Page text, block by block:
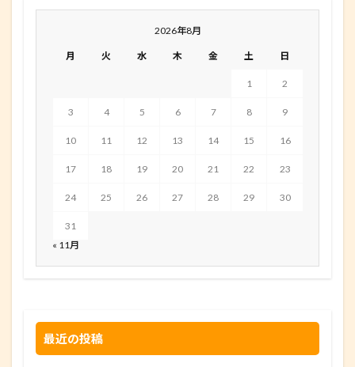
2026年8月
月 火 水 木 金 土 日
1 2
3 4 5 6 7 8 9
10 11 12 13 14 15 16
17 18 19 20 21 22 23
24 25 26 27 28 29 30
31
« 11月
最近の投稿